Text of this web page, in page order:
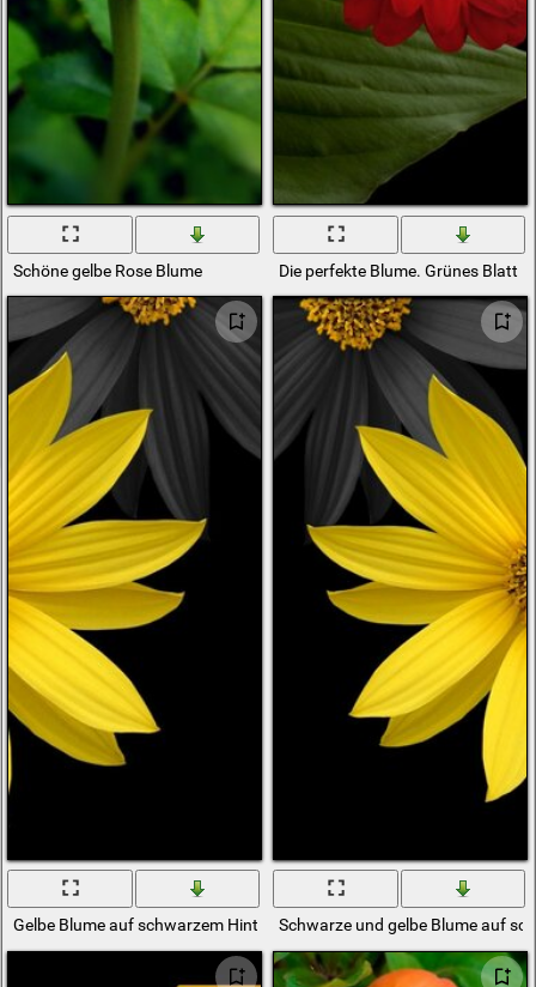
Schöne gelbe Rose Blume Die perfekte Blume. Grünes Blatt
Gelbe Blume auf schwarzem HintergrundSchwarze und gelbe Blume auf